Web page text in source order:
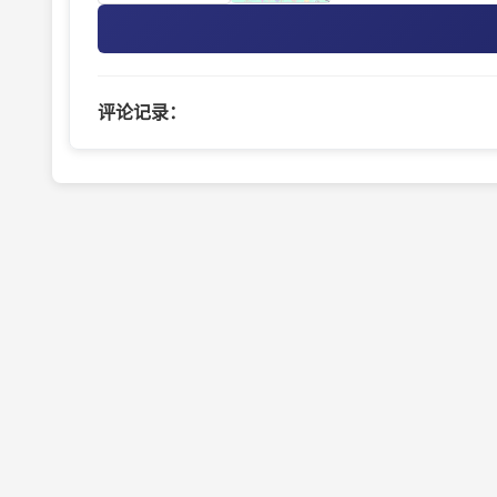
评论记录：